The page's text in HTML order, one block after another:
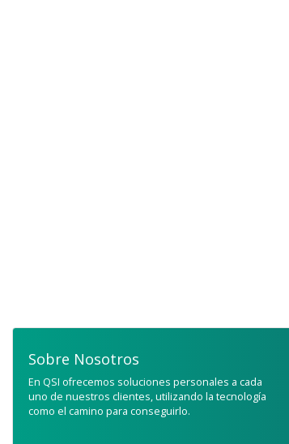
Sobre Nosotros
En QSI ofrecemos soluciones personales a cada
uno de nuestros clientes, utilizando la tecnología
como el camino para conseguirlo.